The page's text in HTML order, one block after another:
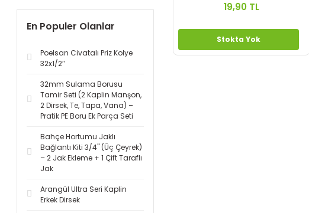
En Populer Olanlar
Poelsan Civatalı Priz Kolye
32x1/2’’
32mm Sulama Borusu
Tamir Seti (2 Kaplin Manşon,
2 Dirsek, Te, Tapa, Vana) –
Pratik PE Boru Ek Parça Seti
Bahçe Hortumu Jaklı
Bağlantı Kiti 3/4'' (Üç Çeyrek)
– 2 Jak Ekleme + 1 Çift Taraflı
Jak
Arangül Ultra Seri Kaplin
Erkek Dirsek
19,90 TL
Stokta Yok